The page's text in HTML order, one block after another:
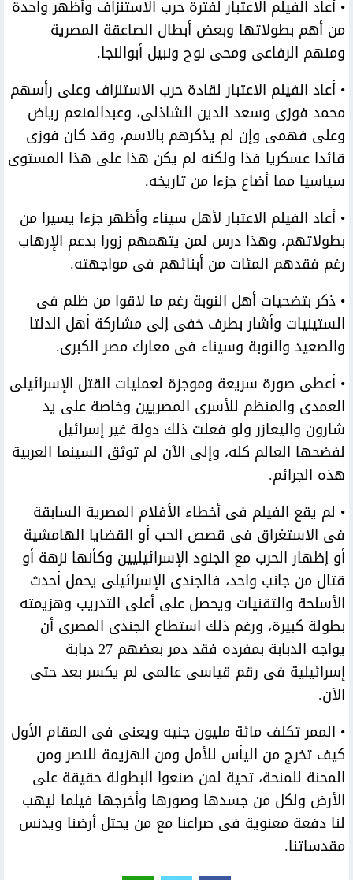
• أعاد الفيلم الاعتبار لفترة حرب الاستنزاف وأظهر واحدة
من أهم بطولاتها وبعض أبطال الصاعقة المصرية
ومنهم الرفاعى ومحى نوح ونبيل أبوالنجا.
• أعاد الفيلم الاعتبار لقادة حرب الاستنزاف وعلى رأسهم
محمد فوزى وسعد الدين الشاذلى، وعبدالمنعم رياض
وعلى فهمى وإن لم يذكرهم بالاسم، وقد كان فوزى
قائدا عسكريا فذا ولكنه لم يكن هذا على هذا المستوى
سياسيا مما أضاع جزءا من تاريخه.
• أعاد الفيلم الاعتبار لأهل سيناء وأظهر جزءا يسيرا من
بطولاتهم، وهذا درس لمن يتهمهم زورا بدعم الإرهاب
رغم فقدهم المئات من أبنائهم فى مواجهته.
• ذكر بتضحيات أهل النوبة رغم ما لاقوا من ظلم فى
الستينيات وأشار بطرف خفى إلى مشاركة أهل الدلتا
والصعيد والنوبة وسيناء فى معارك مصر الكبرى.
• أعطى صورة سريعة وموجزة لعمليات القتل الإسرائيلى
العمدى والمنظم للأسرى المصريين وخاصة على يد
شارون واليعازر ولو فعلت ذلك دولة غير إسرائيل
لفضحها العالم كله، وإلى الآن لم توثق السينما العربية
هذه الجرائم.
• لم يقع الفيلم فى أخطاء الأفلام المصرية السابقة
فى الاستغراق فى قصص الحب أو القضايا الهامشية
أو إظهار الحرب مع الجنود الإسرائيليين وكأنها نزهة أو
قتال من جانب واحد، فالجندى الإسرائيلى يحمل أحدث
الأسلحة والتقنيات ويحصل على أعلى التدريب وهزيمته
بطولة كبيرة، ورغم ذلك استطاع الجندى المصرى أن
يواجه الدبابة بمفرده فقد دمر بعضهم 27 دبابة
إسرائيلية فى رقم قياسى عالمى لم يكسر بعد حتى
الآن.
• الممر تكلف مائة مليون جنيه ويعنى فى المقام الأول
كيف تخرج من اليأس للأمل ومن الهزيمة للنصر ومن
المحنة للمنحة، تحية لمن صنعوا البطولة حقيقة على
الأرض ولكل من جسدها وصورها وأخرجها فيلما ليهب
لنا دفعة معنوية فى صراعنا مع من يحتل أرضنا ويدنس
مقدساتنا.